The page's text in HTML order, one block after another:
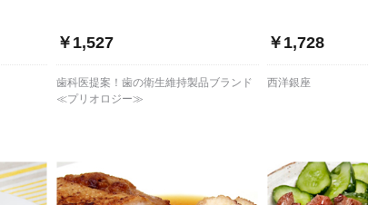
￥1,527
歯科医提案！歯の衛生維持製品ブランド
≪プリオロジー≫
￥1,728
西洋銀座